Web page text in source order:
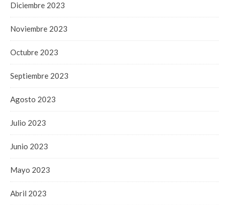
Diciembre 2023
Noviembre 2023
Octubre 2023
Septiembre 2023
Agosto 2023
Julio 2023
Junio 2023
Mayo 2023
Abril 2023